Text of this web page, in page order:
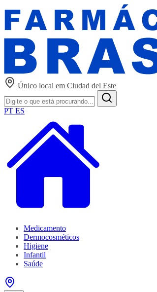
Único local em Ciudad del Este
PT ES
Medicamento
Dermocosméticos
Higiene
Infantil
Saúde